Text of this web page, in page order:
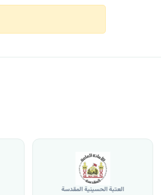
العتبة الحسينية المقدسة